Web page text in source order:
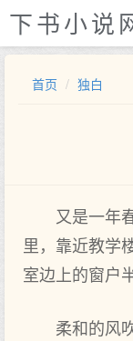
下书小说
首页 独白
又是一年
里，靠近教学
室边上的窗户
柔和的风